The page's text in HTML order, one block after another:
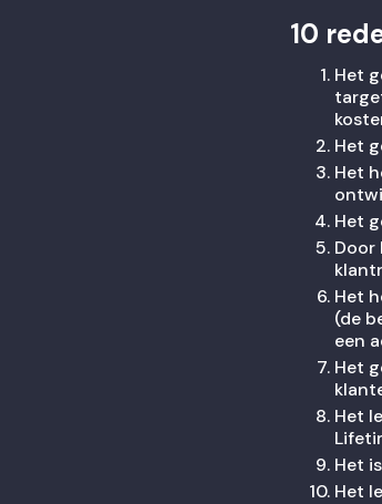
10
Het
Het
Het
Het
Door
Het
(de
een
Het
Het
Het
Het